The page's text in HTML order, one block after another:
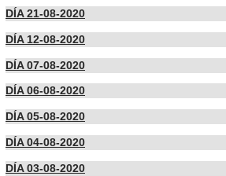
DÍA 21-08-2020
DÍA 12-08-2020
DÍA 07-08-2020
DÍA 06-08-2020
DÍA 05-08-2020
DÍA 04-08-2020
DÍA 03-08-2020